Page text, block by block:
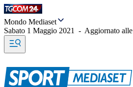
Mondo Mediaset
Sabato 1 Maggio 2021
- Aggiornato alle